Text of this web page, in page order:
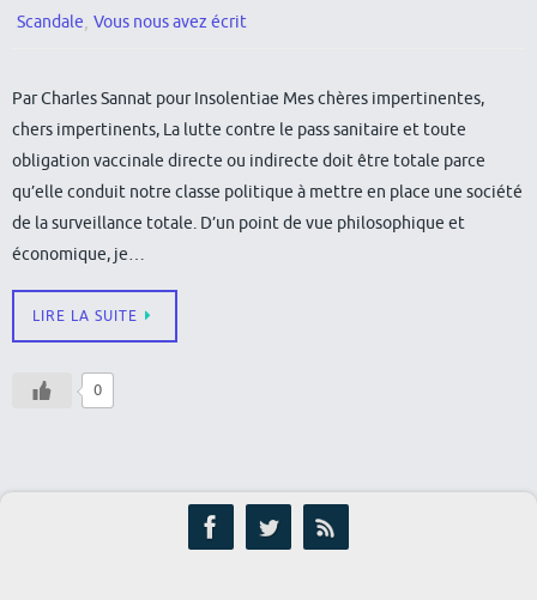
Scandale, Vous nous avez écrit
Par Charles Sannat pour Insolentiae Mes chères impertinentes,
chers impertinents, La lutte contre le pass sanitaire et toute
obligation vaccinale directe ou indirecte doit être totale parce
qu’elle conduit notre classe politique à mettre en place une société
de la surveillance totale. D’un point de vue philosophique et
économique, je…
LIRE LA SUITE
0